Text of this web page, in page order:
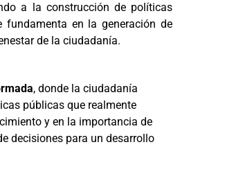
a la construcción de políticas
fundamenta en la generación de
de la ciudadanía.
, donde la ciudadanía
públicas que realmente
y en la importancia de
decisiones para un desarrollo